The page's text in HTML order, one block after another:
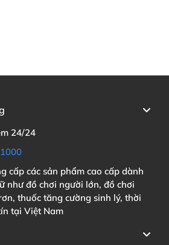
24/24
cấp các sản phẩm cao cấp dành
như đồ chơi người lớn, đồ chơi
thuốc tăng cường sinh lý, thời
tại Việt Nam